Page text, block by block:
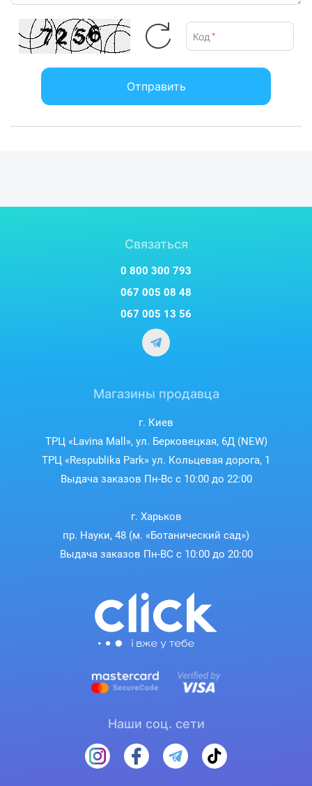
Код *
Отправить
Связаться
0 800 300 793
067 005 08 48
067 005 13 56
Магазины продавца
г. Киев
ТРЦ «Lavina Mall», ул. Берковецкая, 6Д (NEW)
ТРЦ «Respublika Park» ул. Кольцевая дорога, 1
Выдача заказов Пн-Вс с 10:00 до 22:00
г. Харьков
пр. Науки, 48 (м. «Ботанический сад»)
Выдача заказов Пн-ВС с 10:00 до 20:00
Наши соц. сети